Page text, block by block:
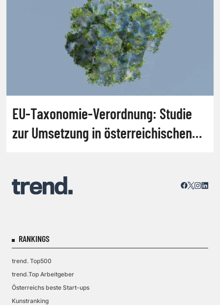
EU-Taxonomie-Verordnung: Studie
zur Umsetzung in österreichischen
RANKINGS
trend. Top500
trend.Top Arbeitgeber
Österreichs beste Start-ups
Kunstranking